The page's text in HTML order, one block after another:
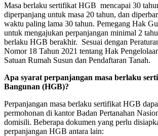
Masa berlaku sertifikat HGB mencapai 30
diperpanjang untuk masa 20 tahun, dan
waktu paling lama 30 tahun. Pemegang Hak
untuk mengajukan perpanjangan minimal 2
berlaku HGB berakhir. Sesuai dengan
Nomor 18 Tahun 2021 tentang Hak
Satuan Rumah Susun dan Pendaftaran Tanah.
Apa syarat perpanjangan masa berlaku
Bangunan (HGB)?
Perpanjangan masa berlaku sertifikat HGB
permohonan di kantor Badan Pertanahan
domisili. Beberapa dokumen yang perlu
perpanjangan HGB antara lain: